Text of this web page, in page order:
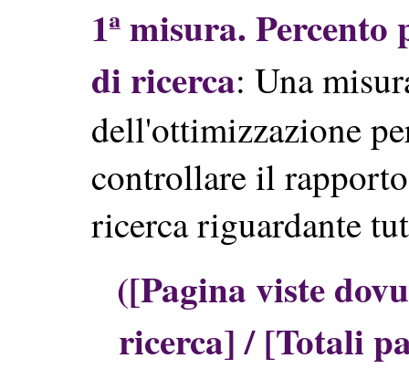
1ª misura.
di ricerca: Una
dell'ottimizzazione
controllare il
ricerca riguardante
([Pagina viste
ricerca] / [Totali